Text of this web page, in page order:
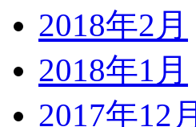
2018年2月
2018年1月
2017年12月